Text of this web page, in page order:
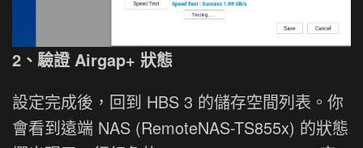
2、驗證 Airgap+ 狀態
設定完成後，回到 HBS 3 的儲存空間列表。你
會看到遠端 NAS (RemoteNAS-TS855x) 的狀態